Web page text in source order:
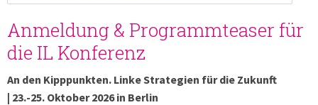
Anmeldung & Programmteaser für
die IL Konferenz
An den Kipppunkten. Linke Strategien für die Zukunft
| 23.-25. Oktober 2026 in Berlin